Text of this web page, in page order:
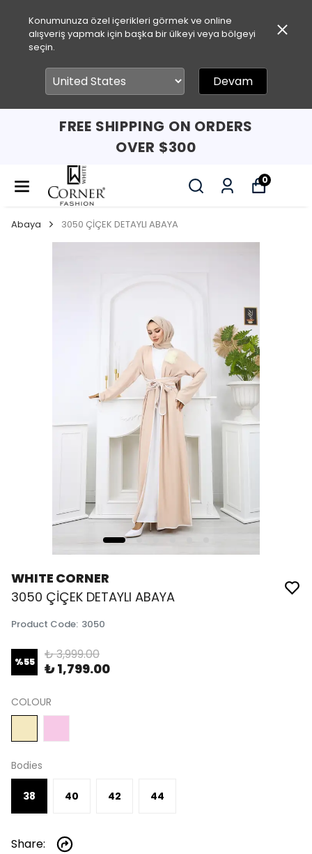
Konumunuza özel içerikleri görmek ve online
alışveriş yapmak için başka bir ülkeyi veya bölgeyi
seçin.
Devam
FREE SHIPPING ON ORDERS
OVER $300
0
Abaya 3050 ÇİÇEK DETAYLI ABAYA
WHITE CORNER
3050 ÇİÇEK DETAYLI ABAYA
Product Code: 3050
%55 ₺ 3,999.00
₺ 1,799.00
COLOUR
Bodies
38 40 42 44
Share: